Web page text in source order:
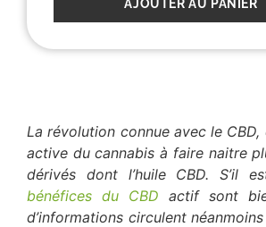
AJOUTER AU PANIER
La révolution connue avec le
active du cannabis à faire naitre
dérivés dont l’huile CBD. S’il
bénéfices du CBD actif sont
d’informations circulent néanmoins